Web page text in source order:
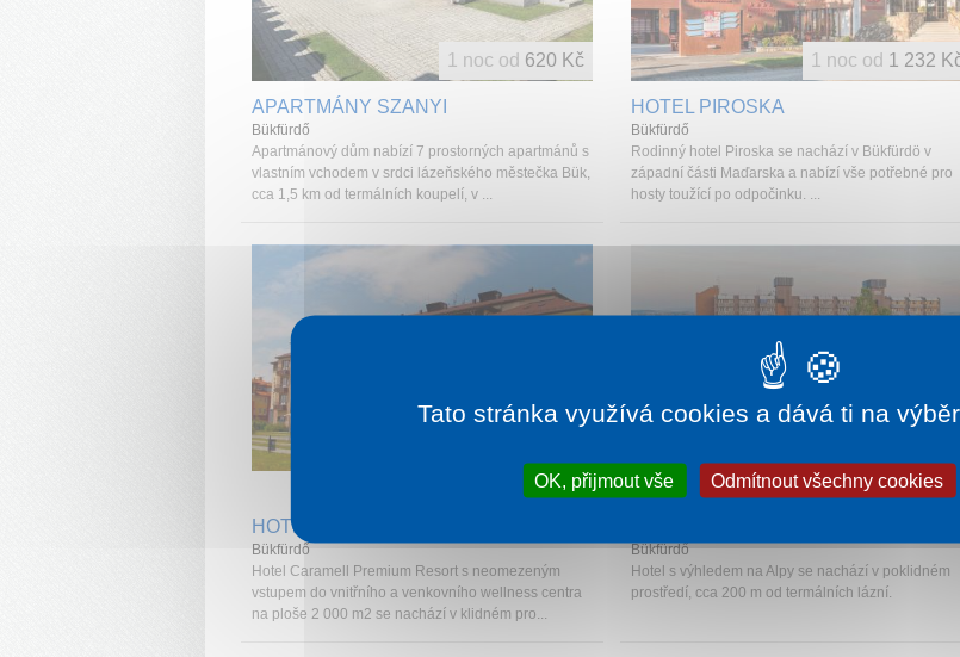
APARTMÁNY SZANYI
Bükfürdő
Apartmánový dům nabízí 7 prostorných apartmánů s
vlastním vchodem v srdci lázeňského městečka Bük,
cca 1,5 km od termálních koupelí, v ...
1 noc od 620 Kč
HOTEL PIROSKA
Bükfürdő
Rodinný hotel Piroska se nachází v Bükfürdö v
západní části Maďarska a nabízí vše potřebné pro
hosty toužící po odpočinku. ...
1 noc od 1 232
HOTEL CARAMELL
Bükfürdő
Hotel Caramell Premium Resort s neomezeným
vstupem do vnitřního a venkovního wellness centra
na ploše 2 000 m2 se nachází v klidném pro...
1 791 Kč
Bükfürdő
Hotel s výhledem na Alpy se nachází v poklidném
prostředí, cca 200 m od termálních lázní.
1 noc od2 280 Kč
Tato stránka využívá cookies a dává ti na
OK, přijmout vše Odmítnout všechny cookies